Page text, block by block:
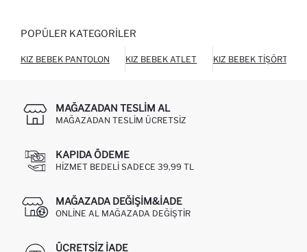
POPÜLER KATEGORILER
KIZ BEBEK PANTOLON KIZ BEBEK ATLET KIZ BEBEK TIŞÖRT
MAĞAZADAN TESLIM AL
MAĞAZADAN TESLIM ÜCRETSIZ
KAPIDA ÖDEME
HIZMET BEDELI SADECE 39,99 TL
MAĞAZADA DEĞIŞIM&İADE
ONLINE AL MAĞAZADA DEĞIŞTIR
ÜCRETSIZ IADE